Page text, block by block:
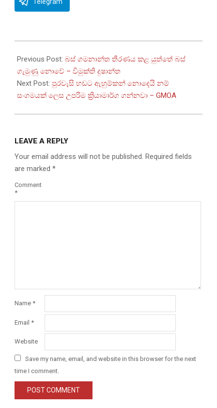
07-
08
Previous Post: බස් ගමනාන්ත තීරණය කළ යුත්තේ බස්
ගැමුණු නොවේ – විමුක්ති දුෂාන්ත
Next Post: පුරවැසි හඩට ඇහුම්කන් නොදෙයි නම්
සංගමයක් ලෙස උපරිම ක්‍රියාමාර්ග ගන්නවා – GMOA
LEAVE A REPLY
Your email address will not be published. Required fields
are marked *
Comment
*
Name *
Email *
Website
Save my name, email, and website in this browser for the next
time I comment.